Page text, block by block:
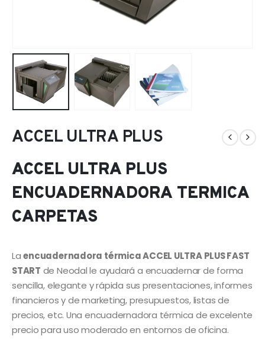
ACCEL ULTRA PLUS
ACCEL ULTRA PLUS
ENCUADERNADORA TERMICA
CARPETAS
Laencuadernadora térmica ACCEL ULTRA PLUS FAST
START de Neodal le ayudará a encuadernar de forma
sencilla, elegante y rápida sus presentaciones, informes
financieros y de marketing, presupuestos, listas de
precios, etc. Una encuadernadora térmica de excelente
precio para uso moderado en entornos de oficina.